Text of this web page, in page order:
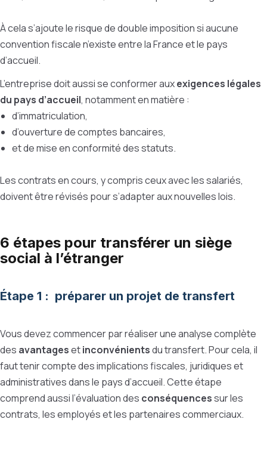
À cela s’ajoute le risque de double imposition si aucune
convention fiscale n’existe entre la France et le pays
d’accueil.
L’entreprise doit aussi se conformer auxexigences légales
du pays d’accueil, notamment en matière :
d’immatriculation,
d’ouverture de comptes bancaires,
et de mise en conformité des statuts.
Les contrats en cours, y compris ceux avec les salariés,
doivent être révisés pour s’adapter aux nouvelles lois.
6 étapes pour transférer un siège
social à l’étranger
Étape 1 : préparer un projet de transfert
Vous devez commencer par réaliser une analyse complète
des avantagesetinconvénientsdu transfert. Pour cela, il
faut tenir compte des implications fiscales, juridiques et
administratives dans le pays d’accueil. Cette étape
comprend aussi l’évaluation des conséquencessur les
contrats, les employés et les partenaires commerciaux.